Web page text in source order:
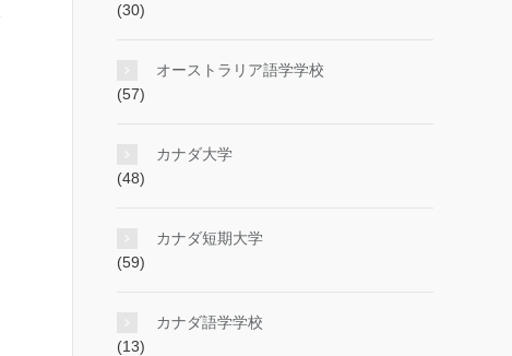
(30)
オーストラリア語学学校
(57)
カナダ大学
(48)
カナダ短期大学
(59)
カナダ語学学校
(13)